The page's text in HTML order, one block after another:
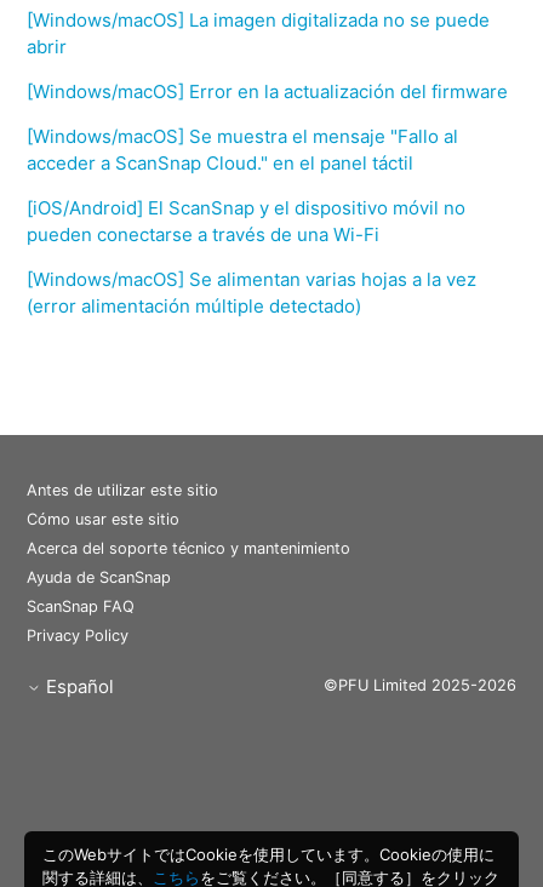
[Windows/macOS] La imagen digitalizada no se puede
abrir
[Windows/macOS] Error en la actualización del firmware
[Windows/macOS] Se muestra el mensaje "Fallo al
acceder a ScanSnap Cloud." en el panel táctil
[iOS/Android] El ScanSnap y el dispositivo móvil no
pueden conectarse a través de una Wi-Fi
[Windows/macOS] Se alimentan varias hojas a la vez
(error alimentación múltiple detectado)
Antes de utilizar este sitio
Cómo usar este sitio
Acerca del soporte técnico y mantenimiento
Ayuda de ScanSnap
ScanSnap FAQ
Privacy Policy
Español ©PFU Limited 2025-2026
このWebサイトではCookieを使用しています。Cookieの使用に
関する詳細は、
こちらをご覧ください。［同意する］をクリック